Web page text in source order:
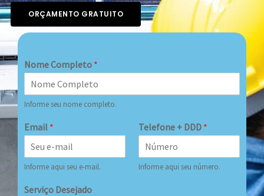
ORÇAMENTO GRATUITO
Nome Completo *
Informe seu nome completo.
Email *
Informe aqui seu e-mail.
Telefone + DDD *
Informe aqui seu número.
Serviço Desejado